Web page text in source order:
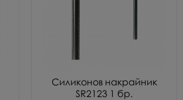
Силиконов накрайник
SR2123 1 бр.